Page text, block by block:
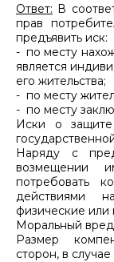
Ответ: В
прав
предъявить иск:
- по месту
является
его жительства;
- по месту
- по месту
Иски о защите
Наряду с
возмещении
потребовать
действиями
физические или
Моральный
Размер
сторон, в